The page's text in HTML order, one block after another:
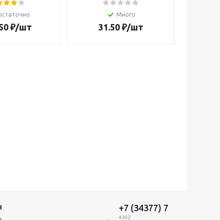
₽/шт
Много
31.50 ₽/шт
+7 (34377) 7
4302